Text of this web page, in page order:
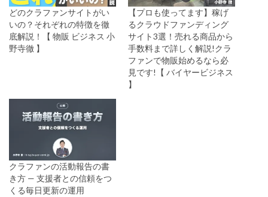
どのクラファンサイトがい
いの？それぞれの特徴を徹
底解説！【 物販 ビジネス 小
野寺徹 】
【プロも使ってます】稼げ
るクラウドファンディング
サイト3選！売れる商品から
手数料まで詳しく解説!クラ
ファンで物販始めるなら必
見です!【 バイヤービジネス
】
クラファンの活動報告の書
き方 — 支援者との信頼をつ
くる毎日更新の運用